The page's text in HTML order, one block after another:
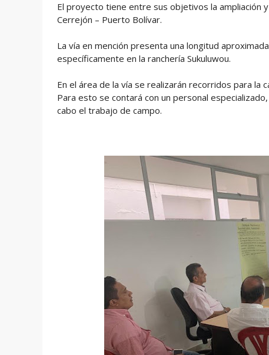
El proyecto tiene entre sus objetivos la ampliación
Cerrejón – Puerto Bolívar.
La vía en mención presenta una longitud
específicamente en la ranchería Sukuluwou.
En el área de la vía se realizarán recorridos para
Para esto se contará con un personal
cabo el trabajo de campo.